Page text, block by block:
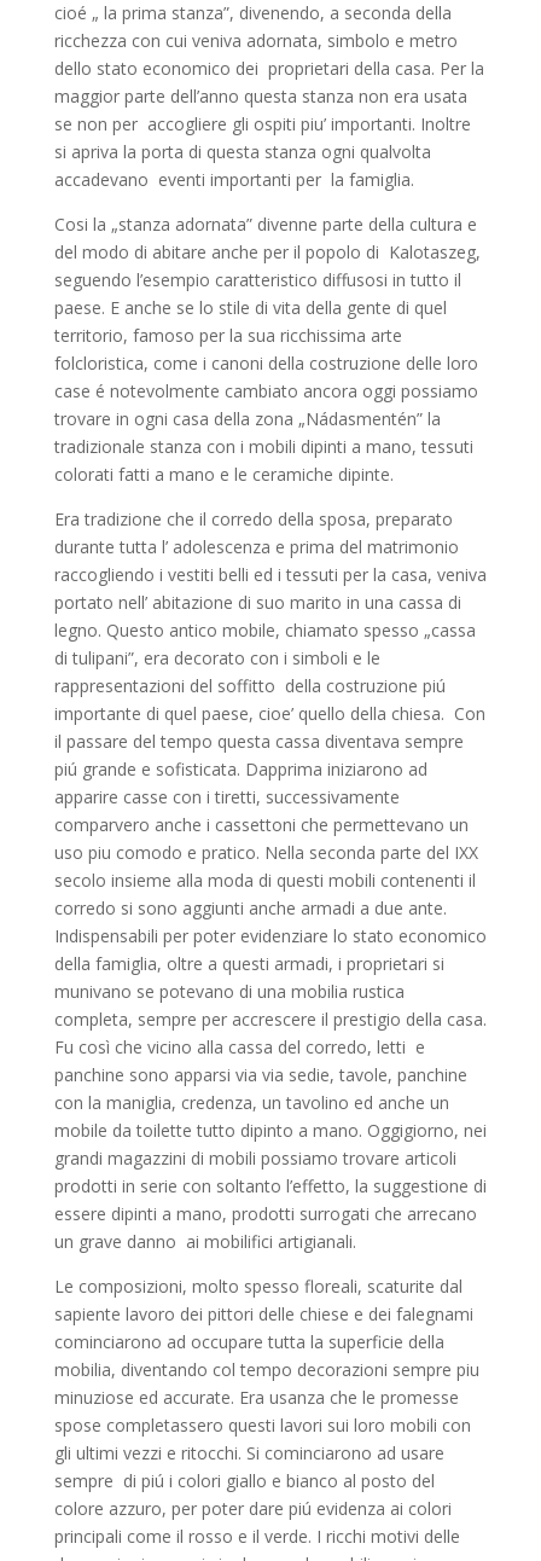
cioé „ la prima stanza”, divenendo, a seconda della
ricchezza con cui veniva adornata, simbolo e metro
dello stato economico dei proprietari della casa. Per la
maggior parte dell’anno questa stanza non era usata
se non per accogliere gli ospiti piu’ importanti. Inoltre
si apriva la porta di questa stanza ogni qualvolta
accadevano eventi importanti per la famiglia.
Cosi la „stanza adornata” divenne parte della cultura e
del modo di abitare anche per il popolo di Kalotaszeg,
seguendo l’esempio caratteristico diffusosi in tutto il
paese. E anche se lo stile di vita della gente di quel
territorio, famoso per la sua ricchissima arte
folcloristica, come i canoni della costruzione delle loro
case é notevolmente cambiato ancora oggi possiamo
trovare in ogni casa della zona „Nádasmentén” la
tradizionale stanza con i mobili dipinti a mano, tessuti
colorati fatti a mano e le ceramiche dipinte.
Era tradizione che il corredo della sposa, preparato
durante tutta l’ adolescenza e prima del matrimonio
raccogliendo i vestiti belli ed i tessuti per la casa, veniva
portato nell’ abitazione di suo marito in una cassa di
legno. Questo antico mobile, chiamato spesso „cassa
di tulipani”, era decorato con i simboli e le
rappresentazioni del soffitto della costruzione piú
importante di quel paese, cioe’ quello della chiesa. Con
il passare del tempo questa cassa diventava sempre
piú grande e sofisticata. Dapprima iniziarono ad
apparire casse con i tiretti, successivamente
comparvero anche i cassettoni che permettevano un
uso piu comodo e pratico. Nella seconda parte del IXX
secolo insieme alla moda di questi mobili contenenti il
corredo si sono aggiunti anche armadi a due ante.
Indispensabili per poter evidenziare lo stato economico
della famiglia, oltre a questi armadi, i proprietari si
munivano se potevano di una mobilia rustica
completa, sempre per accrescere il prestigio della casa.
Fu così che vicino alla cassa del corredo, letti e
panchine sono apparsi via via sedie, tavole, panchine
con la maniglia, credenza, un tavolino ed anche un
mobile da toilette tutto dipinto a mano. Oggigiorno, nei
grandi magazzini di mobili possiamo trovare articoli
prodotti in serie con soltanto l’effetto, la suggestione di
essere dipinti a mano, prodotti surrogati che arrecano
un grave danno ai mobilifici artigianali.
Le composizioni, molto spesso floreali, scaturite dal
sapiente lavoro dei pittori delle chiese e dei falegnami
cominciarono ad occupare tutta la superficie della
mobilia, diventando col tempo decorazioni sempre piu
minuziose ed accurate. Era usanza che le promesse
spose completassero questi lavori sui loro mobili con
gli ultimi vezzi e ritocchi. Si cominciarono ad usare
sempre di piú i colori giallo e bianco al posto del
colore azzuro, per poter dare piú evidenza ai colori
principali come il rosso e il verde. I ricchi motivi delle